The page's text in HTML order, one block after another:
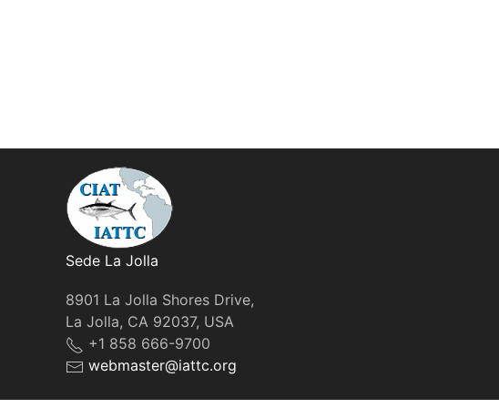
Sede La Jolla
8901 La Jolla Shores Drive,
La Jolla, CA 92037, USA
+1 858 666-9700
webmaster@iattc.org